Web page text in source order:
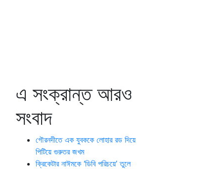
এ সংক্রান্ত আরও
সংবাদ
গৌরনদীতে এক যুবককে লোহার রড দিয়ে
পিটিয়ে গুরুতর জখম
ক্রিকেটার নাঈমকে ‘ডিবি পরিচয়ে’ তুলে